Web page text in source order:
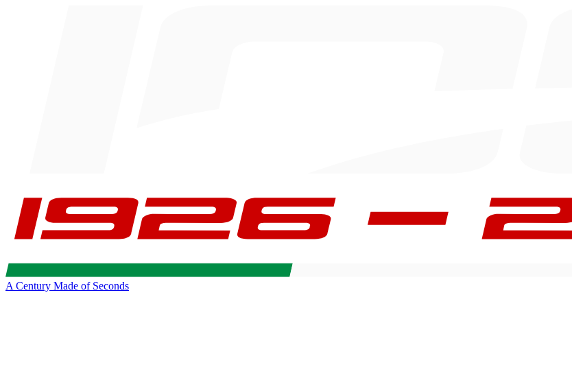
A Century Made of Seconds